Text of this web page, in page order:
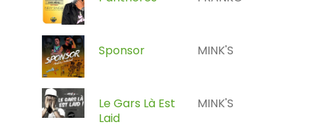
Sponsor MINK'S
Le Gars Là Est
Laid
MINK'S